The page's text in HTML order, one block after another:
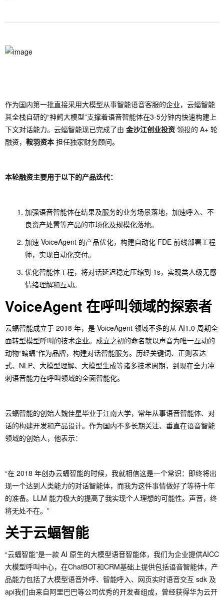
作为国内第一批直接采用大模型从事智能语音客服的企业，云蝠智能
其全栈自研的“神鹤大模型”支撑着语音智能体在3-5分钟内快速构建上
下文对话能力。云蝠智能现已完成了由 金沙江创业投资 领投的 A+ 轮
融资， 鞍羽资本 担任独家财务顾问。
本轮融资主要用于以下的产品迭代：
加强语音智能体在结果及服务的业务场景落地，加速呼入、不
良资产处置等产品的市场化及规模化落地。
加速 VoiceAgent 的产品优化，构建自动化 FDE 前线部署工程
师，实现自动化交付。
优化智能体工程，将对话延迟稳定压缩到 1s，实现类人级无感
情绪理解和互动。
VoiceAgent 在呼叫领域的探索者
云蝠智能成立于 2018 年，是 VoiceAgent 领域不多的从 AI1.0 周期全
面转型模型呼叫的技术企业。成立之初的命名就以声音为唯一互动的
动物“蝙蝠”作为品牌，构建对话智能服务。历经关键词、正则表达
式、NLP、大模型理解、大模型生成等诸多技术周期，到现在全力冲
刺语音能力在呼叫领域的全面智能化。
云蝠智能的创始人魏佳星毕业于江南大学，常年从事语音智能体、对
话的构建开发和产品设计。作为国内不多长期关注、垂直在语音智能
领域的创始人，他表示：
“在 2018 年创办云蝠智能的时候，我就相信这是一个常识：即终将出
现一个达到人类能力的对话智能体，而我为这件事情做好了等待十年
的准备。LLM 能力极大的提高了我实现个人理想的可能性。声音，终
将无处不在。”
关于云蝠智能
“云蝠智能”是一款 AI 原生的大模型语音智能体，我们为企业提供AICC
大模型呼叫中心，在ChatBOT和CRM基础上提供包括语音智能体，产
品能力包括了大模型语音外呼、智能呼入、网页实时语音交互 sdk 及
api我们由来自阿里巴巴等公司优秀的开发者组成，曾经获得华为云开